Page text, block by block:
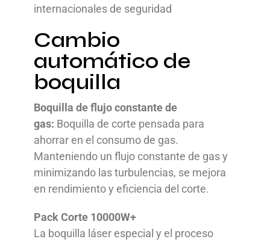
internacionales de seguridad
Cambio
automático de
boquilla
Boquilla de flujo constante de
gas: Boquilla de corte pensada para
ahorrar en el consumo de gas.
Manteniendo un flujo constante de gas y
minimizando las turbulencias, se mejora
en rendimiento y eficiencia del corte.
Pack Corte 10000W+
La boquilla láser especial y el proceso